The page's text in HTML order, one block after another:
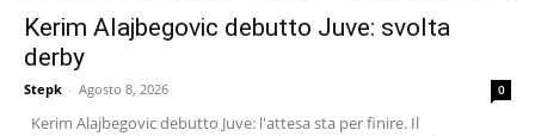
Kerim Alajbegovic debutto Juve: svolta
derby
Stepk - Agosto 8, 2026 0
Kerim Alajbegovic debutto Juve: l'attesa sta per finire. Il